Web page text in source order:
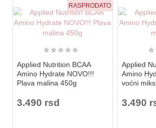
RASPRODATO
★ ★ ★ ★ ★
Applied Nutrition BCAA
Amino Hydrate NOVO!!!
Plava malina 450g
3.490 rsd
★
Applied
Amino
voćni
3.490